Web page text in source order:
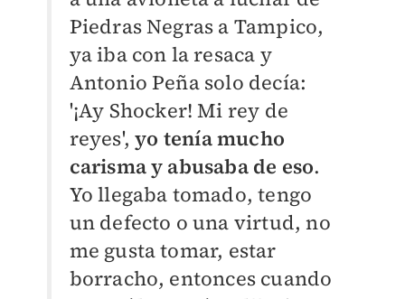
Piedras Negras a Tampico,
ya iba con la resaca y
Antonio Peña solo decía:
'¡Ay Shocker! Mi rey de
reyes',yo tenía mucho
carisma y abusaba de eso.
Yo llegaba tomado, tengo
un defecto o una virtud, no
me gusta tomar, estar
borracho, entonces cuando